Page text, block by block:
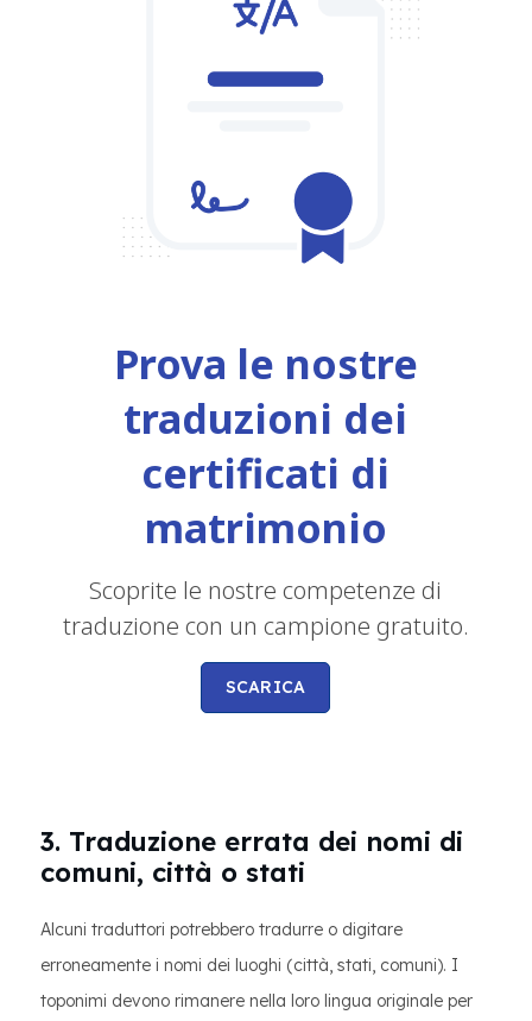
Prova le nostre
traduzioni dei
certificati di
matrimonio
Scoprite le nostre competenze di
traduzione con un campione gratuito.
SCARICA
3. Traduzione errata dei nomi di
comuni, città o stati
Alcuni traduttori potrebbero tradurre o digitare
erroneamente i nomi dei luoghi (città, stati, comuni). I
toponimi devono rimanere nella loro lingua originale per